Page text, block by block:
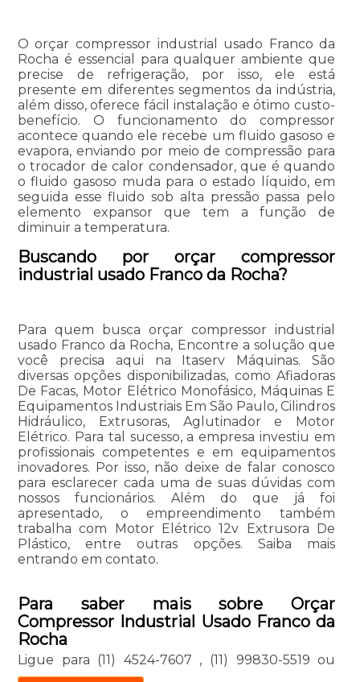
O orçar compressor industrial usado Franco da
Rocha é essencial para qualquer ambiente que
precise de refrigeração, por isso, ele está
presente em diferentes segmentos da indústria,
além disso, oferece fácil instalação e ótimo custo-
benefício. O funcionamento do compressor
acontece quando ele recebe um fluido gasoso e
evapora, enviando por meio de compressão para
o trocador de calor condensador, que é quando
o fluido gasoso muda para o estado líquido, em
seguida esse fluido sob alta pressão passa pelo
elemento expansor que tem a função de
diminuir a temperatura.
Buscando por orçar compressor
industrial usado Franco da Rocha?
Para quem busca orçar compressor industrial
usado Franco da Rocha, Encontre a solução que
você precisa aqui na Itaserv Máquinas. São
diversas opções disponibilizadas, como Afiadoras
De Facas, Motor Elétrico Monofásico, Máquinas E
Equipamentos Industriais Em São Paulo, Cilindros
Hidráulico, Extrusoras, Aglutinador e Motor
Elétrico. Para tal sucesso, a empresa investiu em
profissionais competentes e em equipamentos
inovadores. Por isso, não deixe de falar conosco
para esclarecer cada uma de suas dúvidas com
nossos funcionários. Além do que já foi
apresentado, o empreendimento também
trabalha com Motor Elétrico 12v Extrusora De
Plástico, entre outras opções. Saiba mais
entrando em contato.
Para saber mais sobre Orçar
Compressor Industrial Usado Franco da
Rocha
Ligue para (11) 4524-7607 , (11) 99830-5519 ou